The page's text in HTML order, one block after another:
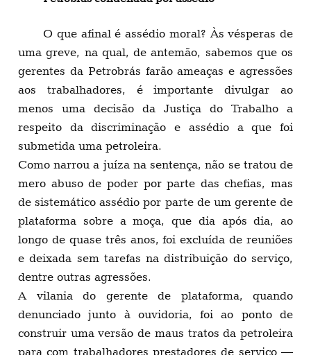
O que afinal é assédio moral? Às vésperas de
uma greve, na qual, de antemão, sabemos que os
gerentes da Petrobrás farão ameaças e agressões
aos trabalhadores, é importante divulgar ao
menos uma decisão da Justiça do Trabalho a
respeito da discriminação e assédio a que foi
submetida uma petroleira.
Como narrou a juíza na sentença, não se tratou de
mero abuso de poder por parte das chefias, mas
de sistemático assédio por parte de um gerente de
plataforma sobre a moça, que dia após dia, ao
longo de quase três anos, foi excluída de reuniões
e deixada sem tarefas na distribuição do serviço,
dentre outras agressões.
A vilania do gerente de plataforma, quando
denunciado junto à ouvidoria, foi ao ponto de
construir uma versão de maus tratos da petroleira
para com trabalhadores prestadores de serviço —